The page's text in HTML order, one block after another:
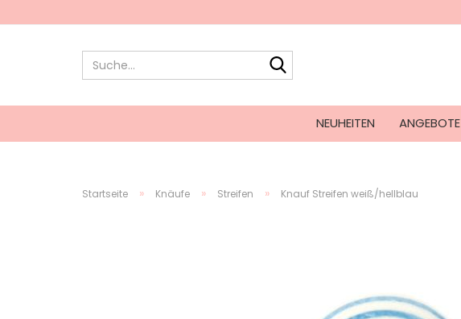
NEUHEITEN ANGEBOTE
Startseite » Knäufe » Streifen » Knauf Streifen weiß/hellblau